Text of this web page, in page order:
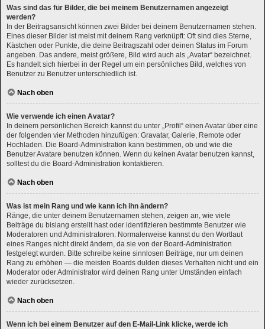
Was sind das für Bilder, die bei meinem Benutzernamen angezeigt
werden?
In der Beitragsansicht können zwei Bilder bei deinem Benutzernamen stehen.
Eines dieser Bilder ist meist mit deinem Rang verknüpft: Oft sind dies Sterne,
Kästchen oder Punkte, die deine Beitragszahl oder deinen Status im Forum
angeben. Das andere, meist größere, Bild wird auch als „Avatar“ bezeichnet.
Es handelt sich hierbei in der Regel um ein persönliches Bild, welches von
Benutzer zu Benutzer unterschiedlich ist.
Nach oben
Wie verwende ich einen Avatar?
In deinem persönlichen Bereich kannst du unter „Profil“ einen Avatar über eine
der folgenden vier Methoden hinzufügen: Gravatar, Galerie, Remote oder
Hochladen. Die Board-Administration kann bestimmen, ob und wie die
Benutzer Avatare benutzen können. Wenn du keinen Avatar benutzen kannst,
solltest du die Board-Administration kontaktieren.
Nach oben
Was ist mein Rang und wie kann ich ihn ändern?
Ränge, die unter deinem Benutzernamen stehen, zeigen an, wie viele
Beiträge du bislang erstellt hast oder identifizieren bestimmte Benutzer wie
Moderatoren und Administratoren. Normalerweise kannst du den Wortlaut
eines Ranges nicht direkt ändern, da sie von der Board-Administration
festgelegt wurden. Bitte schreibe keine sinnlosen Beiträge, nur um deinen
Rang zu erhöhen — die meisten Boards dulden dieses Verhalten nicht und ein
Moderator oder Administrator wird deinen Rang unter Umständen einfach
wieder zurücksetzen.
Nach oben
Wenn ich bei einem Benutzer auf den E-Mail-Link klicke, werde ich